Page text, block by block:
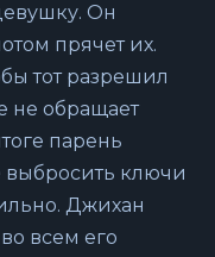
Он
прячет их.
тот разрешил
не обращает
парень
ключи
Джихан
всем его